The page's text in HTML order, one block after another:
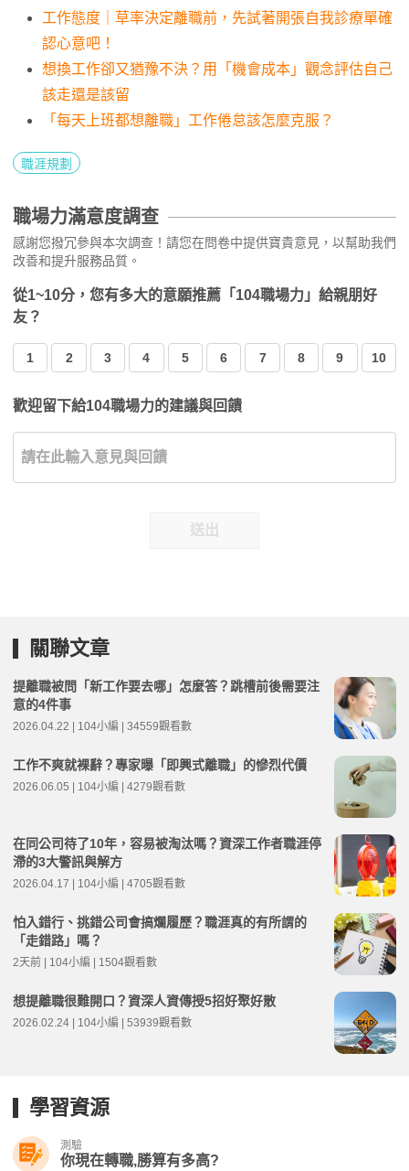
工作態度｜草率決定離職前，先試著開張自我診療單確
認心意吧！
想換工作卻又猶豫不決？用「機會成本」觀念評估自己
該走還是該留
「每天上班都想離職」工作倦怠該怎麼克服？
職涯規劃
職場力滿意度調查
感謝您撥冗參與本次調查！請您在問卷中提供寶貴意見，以幫助我們
改善和提升服務品質。
從1~10分，您有多大的意願推薦「104職場力」給親朋好
友？
1 2 3 4 5 6 7 8 9 10
歡迎留下給104職場力的建議與回饋
送出
關聯文章
提離職被問「新工作要去哪」怎麼答？跳槽前後需要注
意的4件事
2026.04.22 | 104小編 | 34559觀看數
工作不爽就裸辭？專家曝「即興式離職」的慘烈代價
2026.06.05 | 104小編 | 4279觀看數
在同公司待了10年，容易被淘汰嗎？資深工作者職涯停
滯的3大警訊與解方
2026.04.17 | 104小編 | 4705觀看數
怕入錯行、挑錯公司會搞爛履歷？職涯真的有所謂的
「走錯路」嗎？
2天前 | 104小編 | 1504觀看數
想提離職很難開口？資深人資傳授5招好聚好散
2026.02.24 | 104小編 | 53939觀看數
學習資源
測驗
你現在轉職,勝算有多高?